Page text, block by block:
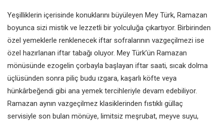
Yeşilliklerin içerisinde konuklarını büyüleyen Mey Türk, Ramazan
boyunca sizi mistik ve lezzetli bir yolculuğa çıkartıyor. Birbirinden
özel yemeklerle renklenecek iftar sofralarının vazgeçilmezi ise
özel hazırlanan iftar tabağı oluyor. Mey Türk’ün Ramazan
mönüsünde ezogelin çorbayla başlayan iftar saati, sıcak dolma
üçlüsünden sonra piliç budu ızgara, kaşarlı köfte veya
hünkârbeğendi gibi ana yemek tercihleriyle devam edebiliyor.
Ramazan aynın vazgeçilmez klasiklerinden fıstıklı güllaç
servisiyle son bulan mönüye, limitsiz meşrubat, meyve suyu,